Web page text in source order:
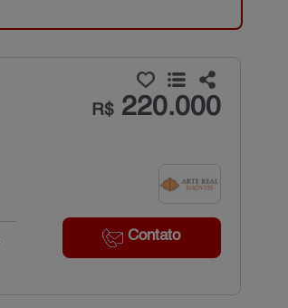
R$220.000
Contato